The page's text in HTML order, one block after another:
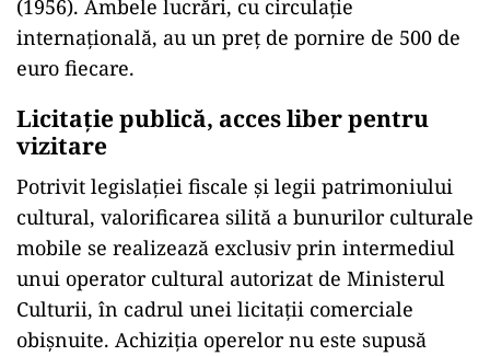
(1956). Ambele lucrări, cu circulație
internațională, au un preț de pornire de 500 de
euro fiecare.
Licitație publică, acces liber pentru
vizitare
Potrivit legislației fiscale și legii patrimoniului
cultural, valorificarea silită a bunurilor culturale
mobile se realizează exclusiv prin intermediul
unui operator cultural autorizat de Ministerul
Culturii, în cadrul unei licitații comerciale
obișnuite. Achiziția operelor nu este supusă